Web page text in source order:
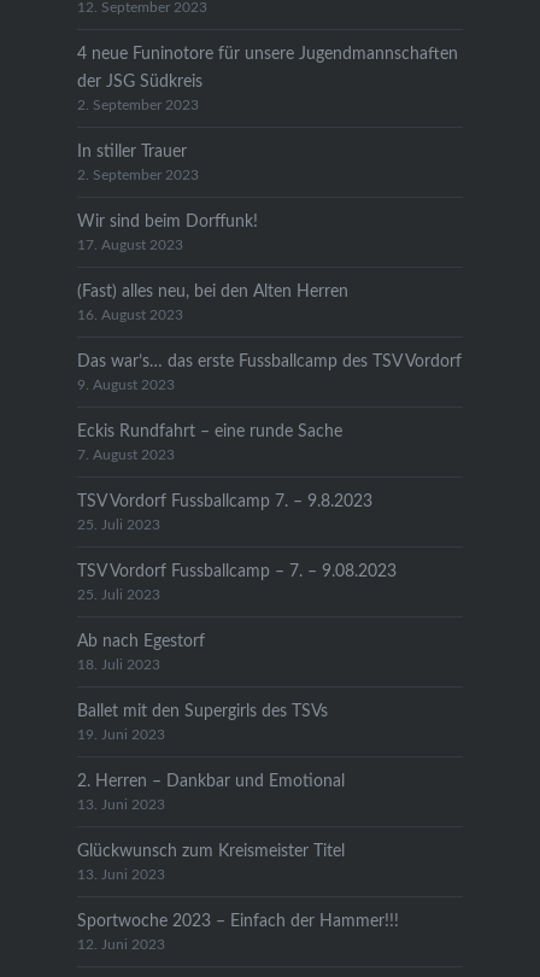
12. September 2023
4 neue Funinotore für unsere Jugendmannschaften
der JSG Südkreis
2. September 2023
In stiller Trauer
2. September 2023
Wir sind beim Dorffunk!
17. August 2023
(Fast) alles neu, bei den Alten Herren
16. August 2023
Das war’s… das erste Fussballcamp des TSV Vordorf
9. August 2023
Eckis Rundfahrt – eine runde Sache
7. August 2023
TSV Vordorf Fussballcamp 7. – 9.8.2023
25. Juli 2023
TSV Vordorf Fussballcamp – 7. – 9.08.2023
25. Juli 2023
Ab nach Egestorf
18. Juli 2023
Ballet mit den Supergirls des TSVs
19. Juni 2023
2. Herren – Dankbar und Emotional
13. Juni 2023
Glückwunsch zum Kreismeister Titel
13. Juni 2023
Sportwoche 2023 – Einfach der Hammer!!!
12. Juni 2023